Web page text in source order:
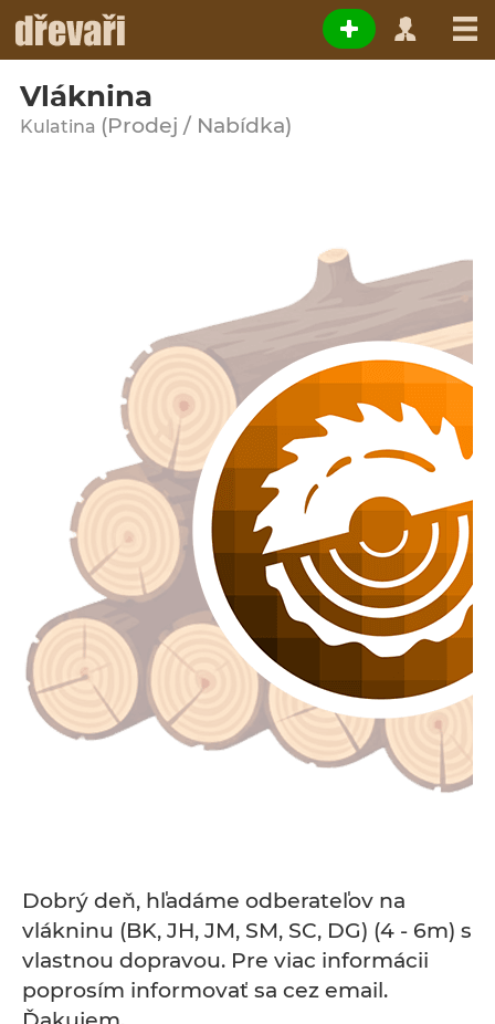
Vláknina
Kulatina (Prodej / Nabídka)
Dobrý deň, hľadáme odberateľov na
vlákninu (BK, JH, JM, SM, SC, DG) (4 - 6m) s
vlastnou dopravou. Pre viac informácii
poprosím informovať sa cez email.